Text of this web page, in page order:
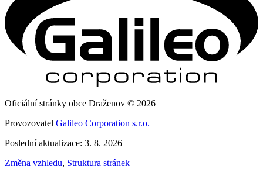
Oficiální stránky obce Draženov © 2026
Provozovatel Galileo Corporation s.r.o.
Poslední aktualizace: 3. 8. 2026
Změna vzhledu, Struktura stránek